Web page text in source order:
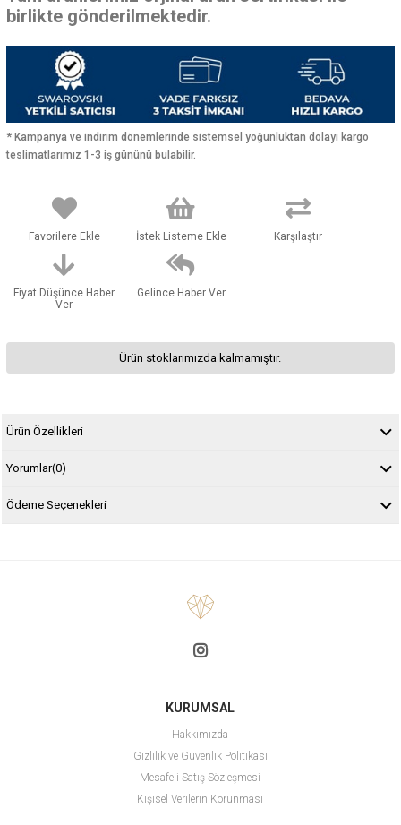
birlikte gönderilmektedir.
* Kampanya ve indirim dönemlerinde sistemsel yoğunluktan dolayı kargo
teslimatlarımız 1-3 iş gününü bulabilir.
Favorilere Ekle İstek Listeme Ekle Karşılaştır
Fiyat Düşünce Haber
Ver
Gelince Haber Ver
Ürün stoklarımızda kalmamıştır.
Ürün Özellikleri
Yorumlar(0)
Ödeme Seçenekleri
KURUMSAL
Hakkımızda
Gizlilik ve Güvenlik Politikası
Mesafeli Satış Sözleşmesi
Kişisel Verilerin Korunması